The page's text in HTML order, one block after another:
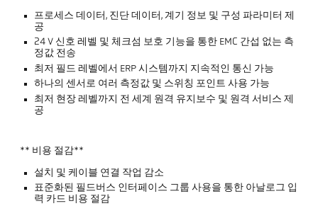
프로세스 데이터, 진단 데이터, 계기 정보 및 구성 파라미터 제
공
24 V 신호 레벨 및 체크섬 보호 기능을 통한 EMC 간섭 없는 측
정값 전송
최저 필드 레벨에서 ERP 시스템까지 지속적인 통신 가능
하나의 센서로 여러 측정값 및 스위칭 포인트 사용 가능
최저 현장 레벨까지 전 세계 원격 유지보수 및 원격 서비스 제
공
** 비용 절감**
설치 및 케이블 연결 작업 감소
표준화된 필드버스 인터페이스 그룹 사용을 통한 아날로그 입
력 카드 비용 절감